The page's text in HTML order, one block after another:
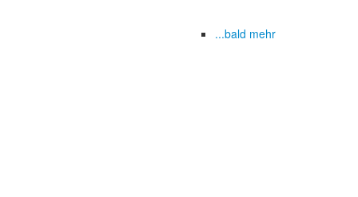
...bald mehr